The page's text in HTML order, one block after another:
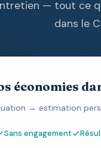
— tout ce
dans le
économies
→ estimation
Sans engagement